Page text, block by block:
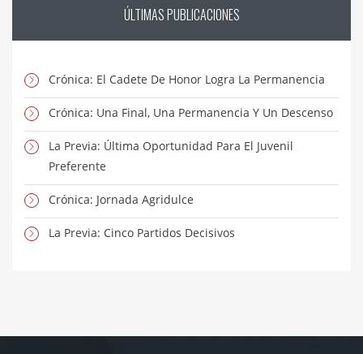
ÚLTIMASPUBLICACIONES
Crónica: El Cadete De Honor Logra La Permanencia
Crónica: Una Final, Una Permanencia Y Un Descenso
La Previa: Última Oportunidad Para El Juvenil
Preferente
Crónica: Jornada Agridulce
La Previa: Cinco Partidos Decisivos